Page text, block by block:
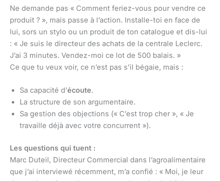
Ne demande pas « Comment feriez-vous pour vendre ce
produit ? », mais passe à l’action. Installe-toi en face de
lui, sors un stylo ou un produit de ton catalogue et dis-lui
: « Je suis le directeur des achats de la centrale Leclerc.
J’ai 3 minutes. Vendez-moi ce lot de 500 balais. »
Ce que tu veux voir, ce n’est pas s’il bégaie, mais :
Sa capacité d’écoute.
La structure de son argumentaire.
Sa gestion des objections (« C’est trop cher », « Je
travaille déjà avec votre concurrent »).
Les questions qui tuent :
Marc Duteil, Directeur Commercial dans l’agroalimentaire
que j’ai interviewé récemment, m’a confié : « Moi, je leur